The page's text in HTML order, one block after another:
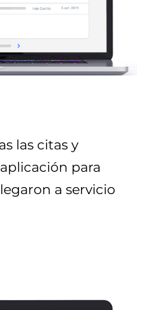
las citas y
para
a servicio